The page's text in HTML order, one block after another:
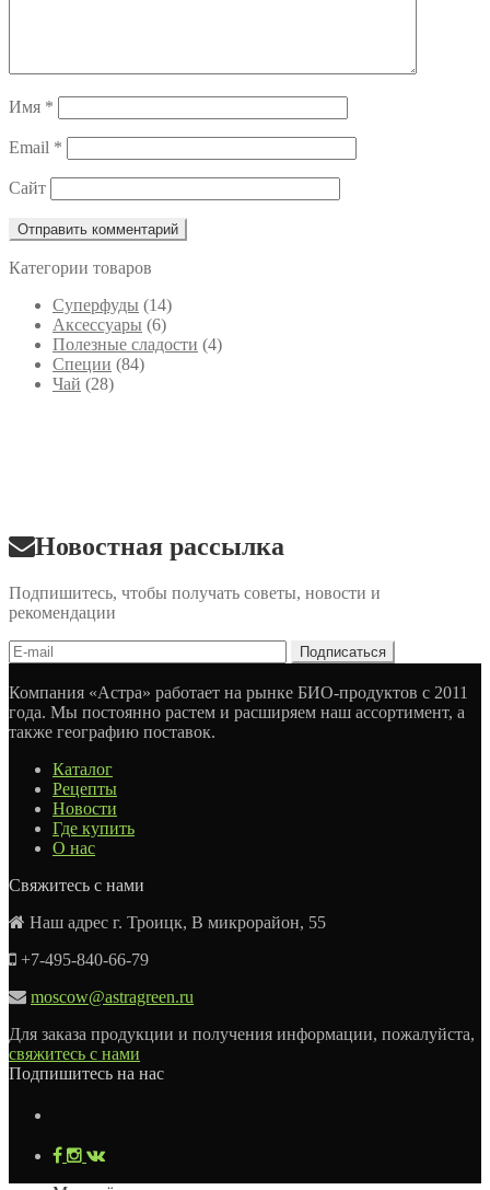
Имя *
Email *
Сайт
Категории товаров
Cуперфуды (14)
Аксессуары (6)
Полезные сладости (4)
Специи (84)
Чай (28)
Новостная рассылка
Подпишитесь, чтобы получать советы, новости и
рекомендации
Компания «Астра» работает на рынке БИО-продуктов с 2011
года. Мы постоянно растем и расширяем наш ассортимент, а
также географию поставок.
Каталог
Рецепты
Новости
Где купить
О нас
Свяжитесь с нами
Наш адрес г. Троицк, В микрорайон, 55
+7-495-840-66-79
moscow@astragreen.ru
Для заказа продукции и получения информации, пожалуйста,
свяжитесь с нами
Подпишитесь на нас